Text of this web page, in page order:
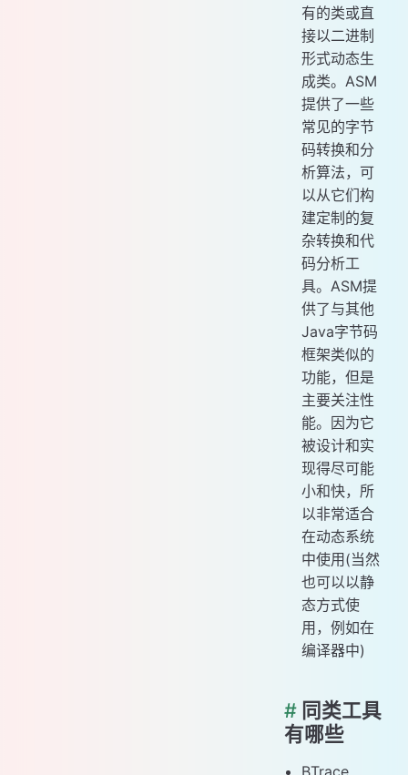
有的类或直
接以二进制
形式动态生
成类。ASM
提供了一些
常见的字节
码转换和分
析算法，可
以从它们构
建定制的复
杂转换和代
码分析工
具。ASM提
供了与其他
Java字节码
框架类似的
功能，但是
主要关注性
能。因为它
被设计和实
现得尽可能
小和快，所
以非常适合
在动态系统
中使用(当然
也可以以静
态方式使
用，例如在
编译器中)
# 同类工具
有哪些
BTrace